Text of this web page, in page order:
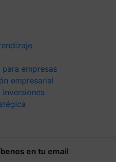
empresas
empresarial
inversiones
en tu email